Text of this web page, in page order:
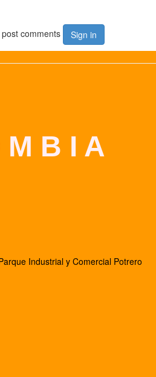
comments Sign in
M B I A
Industrial y Comercial Potrero